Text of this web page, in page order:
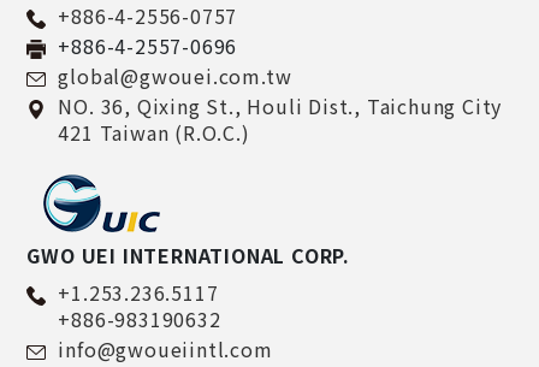
+886-4-2556-0757
+886-4-2557-0696
global@gwouei.com.tw
NO. 36, Qixing St., Houli Dist., Taichung City
421 Taiwan (R.O.C.)
GWO UEI INTERNATIONAL CORP.
+1.253.236.5117
+886-983190632
info@gwoueiintl.com